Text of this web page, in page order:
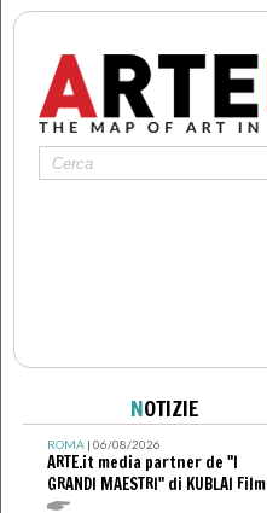
NOTIZIE
ROMA| 06/08/2026
ARTE.it media partner de "I
GRANDI MAESTRI" di KUBLAI Film